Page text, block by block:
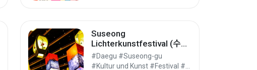
Suseong
Lichterkunstfestival (수성
빛예술제)
#Daegu #Suseong-gu